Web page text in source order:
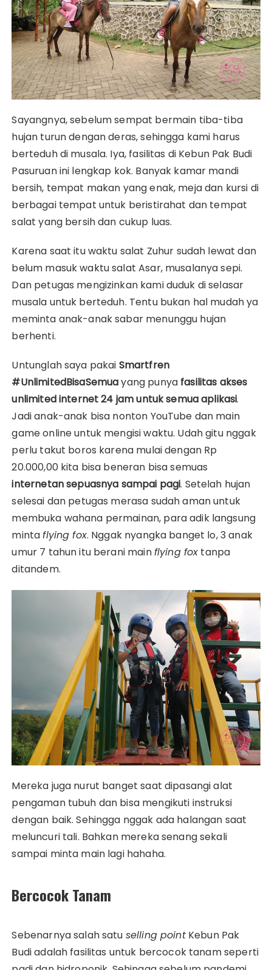
Sayangnya, sebelum sempat bermain tiba-tiba
hujan turun dengan deras, sehingga kami harus
berteduh di musala. Iya, fasilitas di Kebun Pak Budi
Pasuruan ini lengkap kok. Banyak kamar mandi
bersih, tempat makan yang enak, meja dan kursi di
berbagai tempat untuk beristirahat dan tempat
salat yang bersih dan cukup luas.
Karena saat itu waktu salat Zuhur sudah lewat dan
belum masuk waktu salat Asar, musalanya sepi.
Dan petugas mengizinkan kami duduk di selasar
musala untuk berteduh. Tentu bukan hal mudah ya
meminta anak-anak sabar menunggu hujan
berhenti.
Untunglah saya pakai Smartfren
#UnlimitedBisaSemuayang punya fasilitas akses
unlimited internet 24 jam untuk semua aplikasi.
Jadi anak-anak bisa nonton YouTube dan main
game online untuk mengisi waktu. Udah gitu nggak
perlu takut boros karena mulai dengan Rp
20.000,00 kita bisa beneran bisa semuas
internetan sepuasnya sampai pagi. Setelah hujan
selesai dan petugas merasa sudah aman untuk
membuka wahana permainan, para adik langsung
mintaflying fox. Nggak nyangka banget lo, 3 anak
umur 7 tahun itu berani mainflying fox tanpa
ditandem.
Mereka juga nurut banget saat dipasangi alat
pengaman tubuh dan bisa mengikuti instruksi
dengan baik. Sehingga nggak ada halangan saat
meluncuri tali. Bahkan mereka senang sekali
sampai minta main lagi hahaha.
Bercocok Tanam
Sebenarnya salah satu selling pointKebun Pak
Budi adalah fasilitas untuk bercocok tanam seperti